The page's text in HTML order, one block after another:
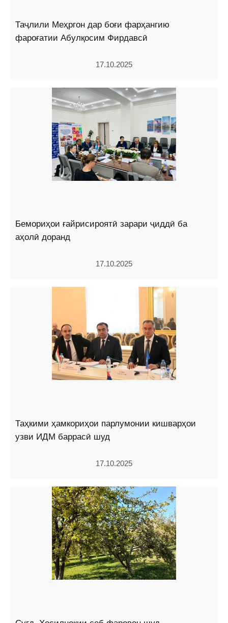
Таҷлили Меҳргон дар боғи фарҳангию
фароғатии Абулқосим Фирдавсӣ
17.10.2025
Бемориҳои ғайрисироятӣ зарари ҷиддӣ ба
аҳолӣ доранд
17.10.2025
Таҳкими ҳамкориҳои парлумонии кишварҳои
узви ИДМ баррасӣ шуд
17.10.2025